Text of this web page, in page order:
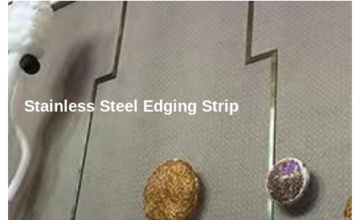
Stainless Steel Edging Strip
পলিচড ষ্টেইনলেছ ষ্টীল টাইল ট্ৰিম এটা অতি টেকসই আৰু দৃশ্যগতভাৱে
আকৰ্ষণীয় টাইল প্ৰান্ত আৰু উচ্চাৰণ বিকল্প। ইয়াক উচ্চমানৰ ষ্টেইনলেছ ষ্টীলৰ
দ্বাৰা নিৰ্মিত আৰু ইয়াৰ জাৰণ আৰু যান্ত্ৰিক চাপৰ প্ৰতি উৎকৃষ্ট প্ৰতিৰোধ ক্ষমতা
আছে। এই ট্ৰিম বাণিজ্যিক আৰু ......